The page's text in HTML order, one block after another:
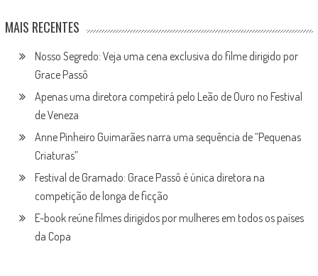
MAIS RECENTES
Nosso Segredo: Veja uma cena exclusiva do filme dirigido por
Grace Passô
Apenas uma diretora competirá pelo Leão de Ouro no Festival
de Veneza
Anne Pinheiro Guimarães narra uma sequência de “Pequenas
Criaturas”
Festival de Gramado: Grace Passô é única diretora na
competição de longa de ficção
E-book reúne filmes dirigidos por mulheres em todos os países
da Copa